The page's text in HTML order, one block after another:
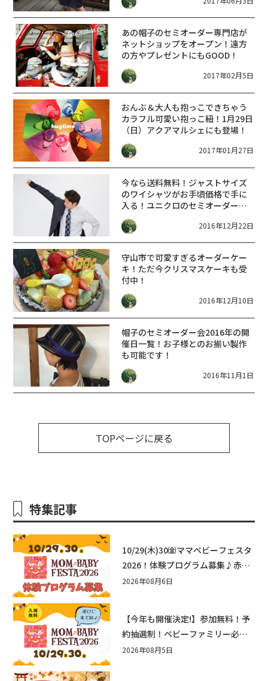
あの帽子のセミオーダー専門店が
ネットショップをオープン！遠方
の方やプレゼントにもGOOD！
2017年02月5日
おんぶ＆大人も抱っこできちゃう
カラフル可愛い抱っこ紐！1月29日
（日）アクアマルシェにも登場！
2017年01月27日
今なら送料無料！ジャストサイズ
のワイシャツがお手頃価格で手に
入る！ユニクロのセミオーダーシ
ャツがビジネスマン家庭の救世主
だった
2016年12月22日
守山市で可愛すぎるオーダーケー
キ！ただ今クリスマスケーキも受
付中！
2016年12月10日
帽子のセミオーダー会2016年の開
催日一覧！お子様とのお揃い製作
も可能です！
2016年11月1日
TOPページに戻る
特集記事
10/29(木)30㈮ママベビーフェスタ
2026！体験プログラム募集♪赤ち
ゃん向けイベントに出演しません
2026年08月6日
【今年も開催決定!】参加無料！予
約抽選制！ベビーファミリー必見
☆入場無料☆10/29(木)30(金)ママ
2026年08月5日